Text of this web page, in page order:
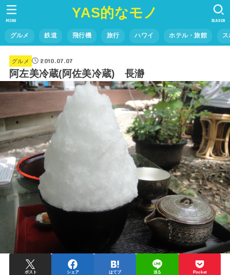
YAS的なモノ
グルメ 鉄道 飛行機 旅行 ハワイ ホテル・旅館
SEARCH
MENU
グルメ 2010.07.07
阿左美冷蔵(阿佐美冷蔵) 長瀞
ポスト シェア はてブ 送る Pocket